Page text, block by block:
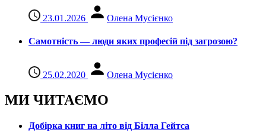
23.01.2026 Олена Мусієнко
Самотність — люди яких професій під загрозою?
25.02.2020 Олена Мусієнко
МИ ЧИТАЄМО
Добірка книг на літо від Білла Гейтса